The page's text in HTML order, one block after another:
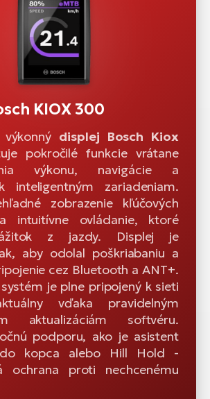
KIOX 300
displej Bosch Kiox
pokročilé funkcie vrátane
výkonu, navigácie a
inteligentným zariadeniam.
zobrazenie kľúčových
intuitívne ovládanie, ktoré
z jazdy. Displej je
aby odolal poškriabaniu a
cez Bluetooth a ANT+.
je plne pripojený k sieti
vďaka pravidelným
aktualizáciám softvéru.
podporu, ako je asistent
kopca alebo Hill Hold -
ochrana proti nechcenému